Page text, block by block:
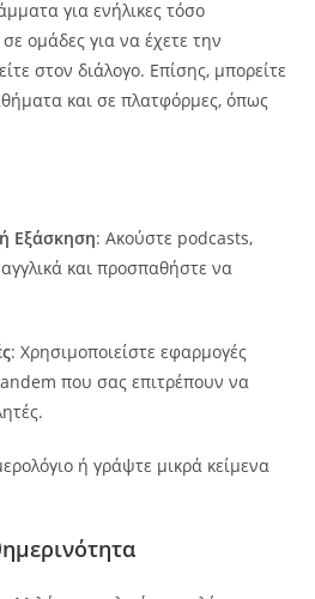
για ενήλικες τόσο
ομάδες για να έχετε την
στον διάλογο. Επίσης, μπορείτε
και σε πλατφόρμες, όπως
Εξάσκηση: Ακούστε podcasts,
και προσπαθήστε να
: Χρησιμοποιείστε εφαρμογές
που σας επιτρέπουν να
ή γράψτε μικρά κείμενα